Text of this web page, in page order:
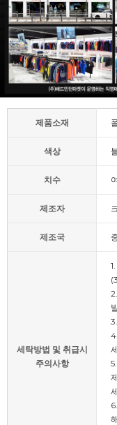
제품소재
색상
치수
제조자
제조국
세탁방법 및 취급시
주의사항